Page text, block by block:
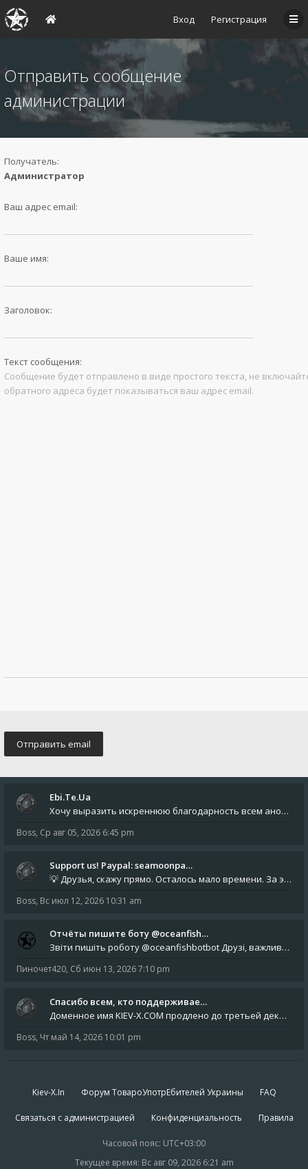
Вход Регистрация
Отправить сообщение
администрации
Получатель:
Администратор
Ваш адрес email:
Ваше имя:
Заголовок:
Текст сообщения:
Сообщение будет отправлено в виде простого текста, не
обратного адреса будет показываться ваш адрес email.
Ebi.Te.Ua
Хочу выразить искреннюю благодарность всем анонимным пользователям, которые поддержали наше сообщество финансово. Благод
Boss, Ср авг 05, 2026 6:45 pm
Support us! Paypal: seamoonpa…
💡 Друзья, скажу прямо. Осталось мало времени. За это время нам нужно закрыть последние обязательные расходы: около 500
Boss, Вс июл 12, 2026 10:31 am
Отчёты пишите боту @oceanfish…
Звіти пишіть роботу @oceanfishbotbot Друзі, важливе повідомлення для учасників форума. Основне звернення опублікован
Пиночет420, Сб июн 13, 2026 7:10 pm
Спасибо всем, кто поддерживае…
Доменное имя KIEV-X.COM продлено до третьей декады августа 2027 года! Спасибо всем анонимным пользователям, которые по
Boss, Чт май 14, 2026 10:01 pm
Kiev-X.In Форум ТовароУпотрЕбителей Украины FAQ
Связаться с администрацией Конфиденциальность Правила
Часовой пояс: UTC+03:00
Текущее время: Вс авг 09, 2026 6:21 am